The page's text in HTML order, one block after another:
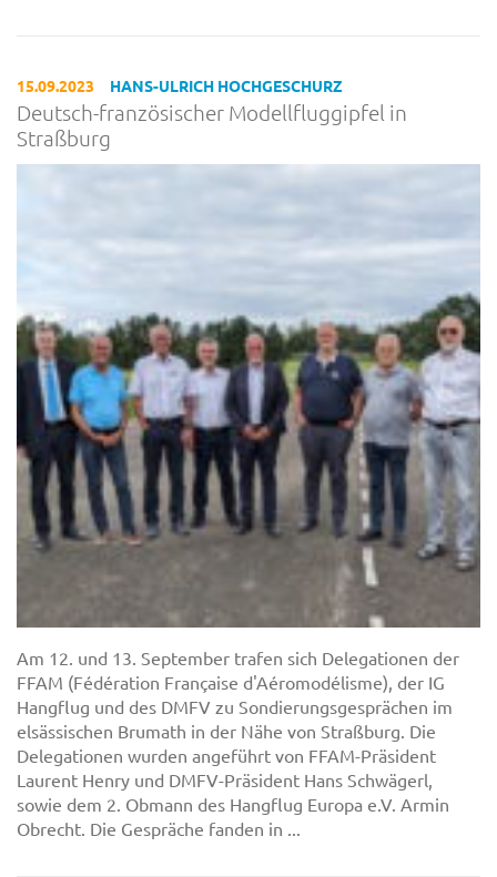
15.09.2023 HANS-ULRICH HOCHGESCHURZ
Deutsch-französischer Modellfluggipfel in
Straßburg
Am 12. und 13. September trafen sich Delegationen der
FFAM (Fédération Française d'Aéromodélisme), der IG
Hangflug und des DMFV zu Sondierungsgesprächen im
elsässischen Brumath in der Nähe von Straßburg. Die
Delegationen wurden angeführt von FFAM-Präsident
Laurent Henry und DMFV-Präsident Hans Schwägerl,
sowie dem 2. Obmann des Hangflug Europa e.V. Armin
Obrecht. Die Gespräche fanden in ...